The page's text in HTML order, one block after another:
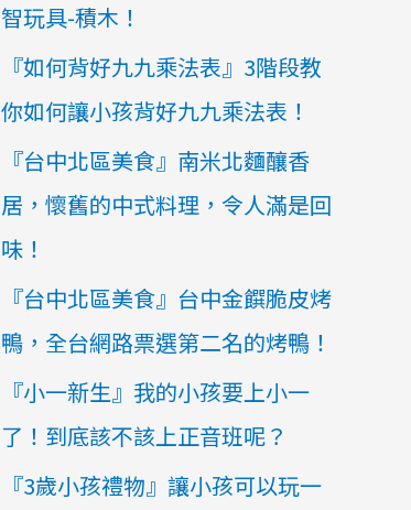
智玩具-積木！
『如何背好九九乘法表』3階段教
你如何讓小孩背好九九乘法表！
『台中北區美食』南米北麵釀香
居，懷舊的中式料理，令人滿是回
味！
『台中北區美食』台中金饌脆皮烤
鴨，全台網路票選第二名的烤鴨！
『小一新生』我的小孩要上小一
了！到底該不該上正音班呢？
『3歲小孩禮物』讓小孩可以玩一